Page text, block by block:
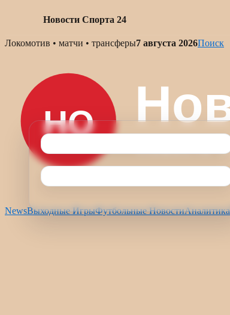
Новости Спорта 24
Skip
Локомотив • матчи • трансферы7 августа 2026Поиск
NewsВыходные ИгрыФутбольные НовостиАналитика